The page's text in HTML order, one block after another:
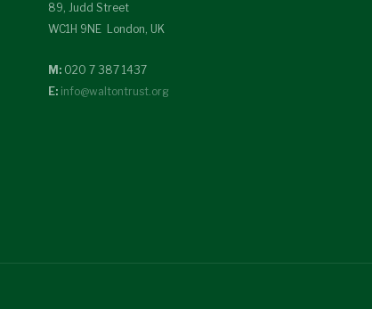
89, Judd Street
WC1H 9NE London, UK
M:020 7 387 1437
E: info@waltontrust.org